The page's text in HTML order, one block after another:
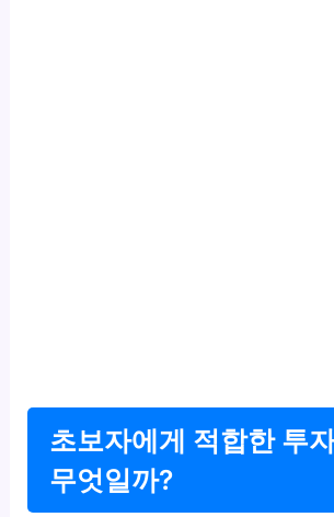
초보자에게 적합한 투
무엇일까?